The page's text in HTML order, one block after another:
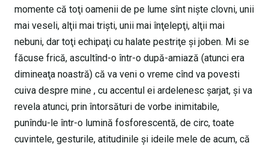
momente că toţi oamenii de pe lume sînt nişte clovni, unii
mai veseli, alţii mai trişti, unii mai înţelepţi, alţii mai
nebuni, dar toţi echipaţi cu halate pestriţe şi joben. Mi se
făcuse frică, ascultînd-o într-o după-amiază (atunci era
dimineaţa noastră) că va veni o vreme cînd va povesti
cuiva despre mine , cu accentul ei ardelenesc şarjat, şi va
revela atunci, prin întorsături de vorbe inimitabile,
punîndu-le într-o lumină fosforescentă, de circ, toate
cuvintele, gesturile, atitudinile şi ideile mele de acum, că